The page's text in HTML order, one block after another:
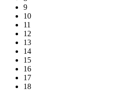
9
10
11
12
13
14
15
16
17
18